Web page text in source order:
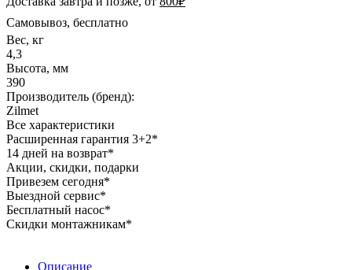
Самовывоз, бесплатно
Вес, кг
4,3
Высота, мм
390
Производитель (бренд):
Zilmet
Все характеристики
Расширенная гарантия 3+2*
14 дней на возврат*
Акции, скидки, подарки
Привезем сегодня*
Выездной сервис*
Бесплатный насос*
Скидки монтажникам*
Описание